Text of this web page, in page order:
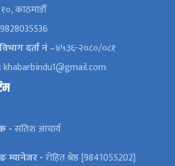
काठमाडौँ
9828035536
दर्ता नं–४५३६-२०८०/०८१
khabarbindu1@gmail.com
-सतिश आचार्य
म्यानेजर -रोहित श्रेष्ठ [9841055202]